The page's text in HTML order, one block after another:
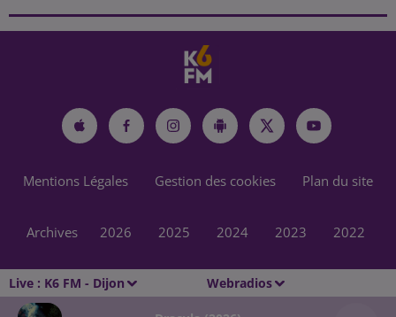
Live : K6 FM - Dijon Webradios
Mentions Légales Gestion des cookies Plan du site
Archives 2026 2025 2024 2023 2022